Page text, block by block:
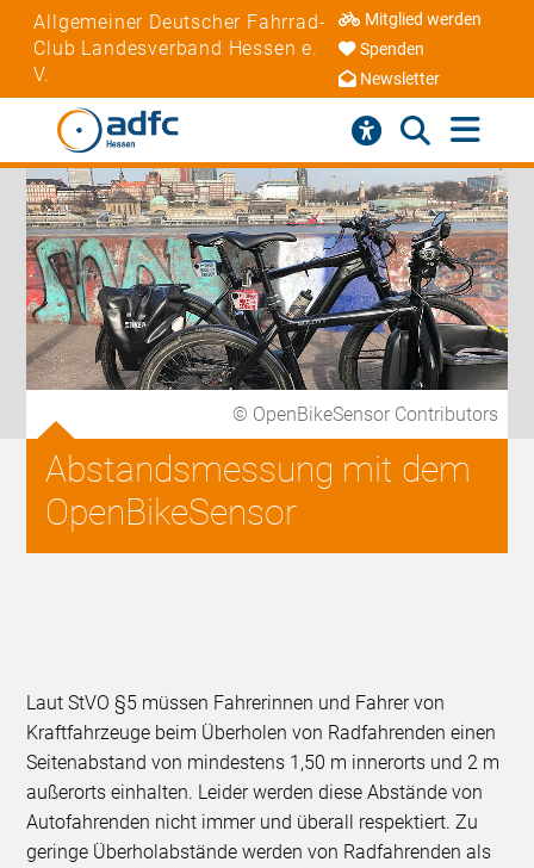
Allgemeiner Deutscher Fahrrad-
Club Landesverband Hessen e.
V.
Mitglied werden
Spenden
Newsletter
© OpenBikeSensor Contributors
Abstandsmessung mit dem
OpenBikeSensor
Laut StVO §5 müssen Fahrerinnen und Fahrer von
Kraftfahrzeuge beim Überholen von Radfahrenden einen
Seitenabstand von mindestens 1,50 m innerorts und 2 m
außerorts einhalten. Leider werden diese Abstände von
Autofahrenden nicht immer und überall respektiert. Zu
geringe Überholabstände werden von Radfahrenden als